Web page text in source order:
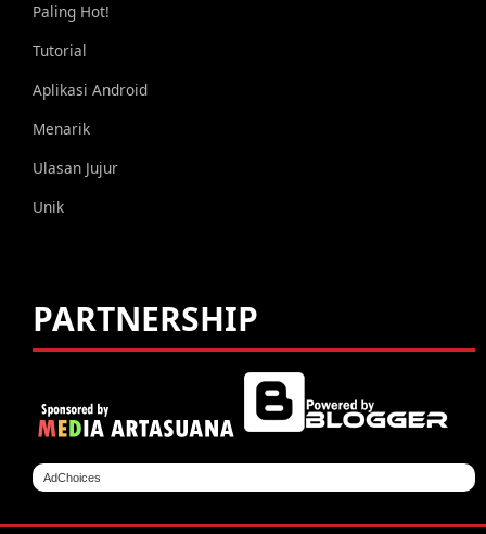
Paling Hot!
Tutorial
Aplikasi Android
Menarik
Ulasan Jujur
Unik
PARTNERSHIP
AdChoices